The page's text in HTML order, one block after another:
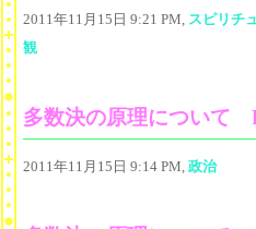
2011年11月15日 9:21 PM, スピリチ
観
多数決の原理について
2011年11月15日 9:14 PM, 政治